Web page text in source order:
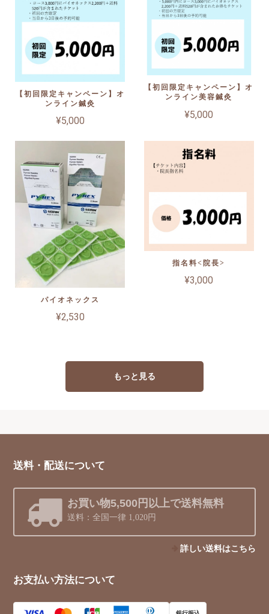
【初回限定キャンペーン】オ
ンライン鍼灸
¥5,000
【初回限定キャンペーン】オ
ンライン美容鍼灸
¥5,000
パイオネックス
¥2,530
指名料<院長>
¥3,000
もっと見る
送料・配送について
お買い物5,500円以上で送料無料
送料：全国一律 1,020円
詳しい送料はこちら
お支払い方法について